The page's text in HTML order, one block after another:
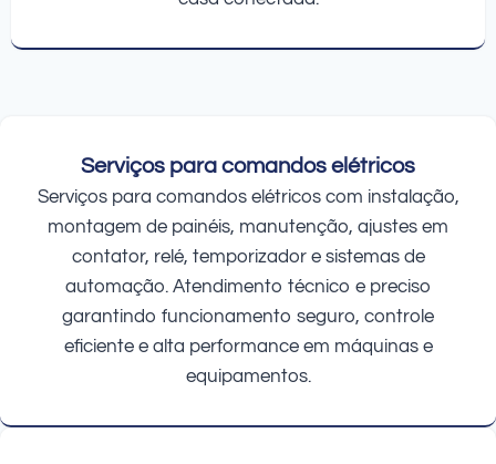
Serviços para comandos elétricos
Serviços para comandos elétricos com instalação,
montagem de painéis, manutenção, ajustes em
contator, relé, temporizador e sistemas de
automação. Atendimento técnico e preciso
garantindo funcionamento seguro, controle
eficiente e alta performance em máquinas e
equipamentos.